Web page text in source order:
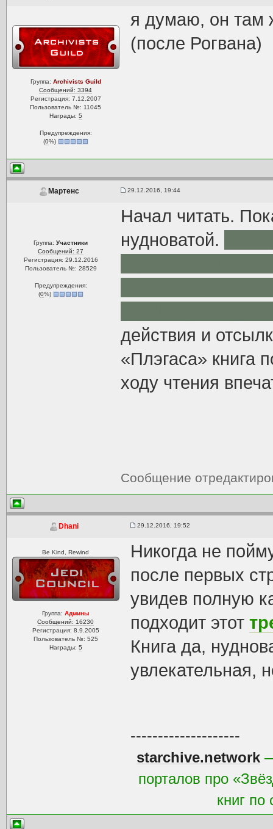
Группа: Archivists Guild
Сообщений: 3394
Регистрация: 7.12.2007
Пользователь №: 11045
Награды: 5
Предупреждения:
(0%)
я думаю, он там
(после Рогвана)
Мартенс 29.12.2016, 19:44
Группа:Участники
Сообщений: 27
Регистрация: 29.12.2016
Пользователь №: 28529
Предупреждения:
(0%)
Начал читать.
нудноватой.
действия и
«Плэгаса» книга
ходу чтения
Сообщение
Dhani 29.12.2016, 19:52
Be Kind, Rewind
Группа: Админы
Сообщений: 16230
Регистрация: 8.9.2005
Пользователь №: 525
Награды: 5
Никогда не
после первых
увидев полную
подходит этот
Книга да,
увлекательная,
--------------------
starchive.network
порталов про
книг по